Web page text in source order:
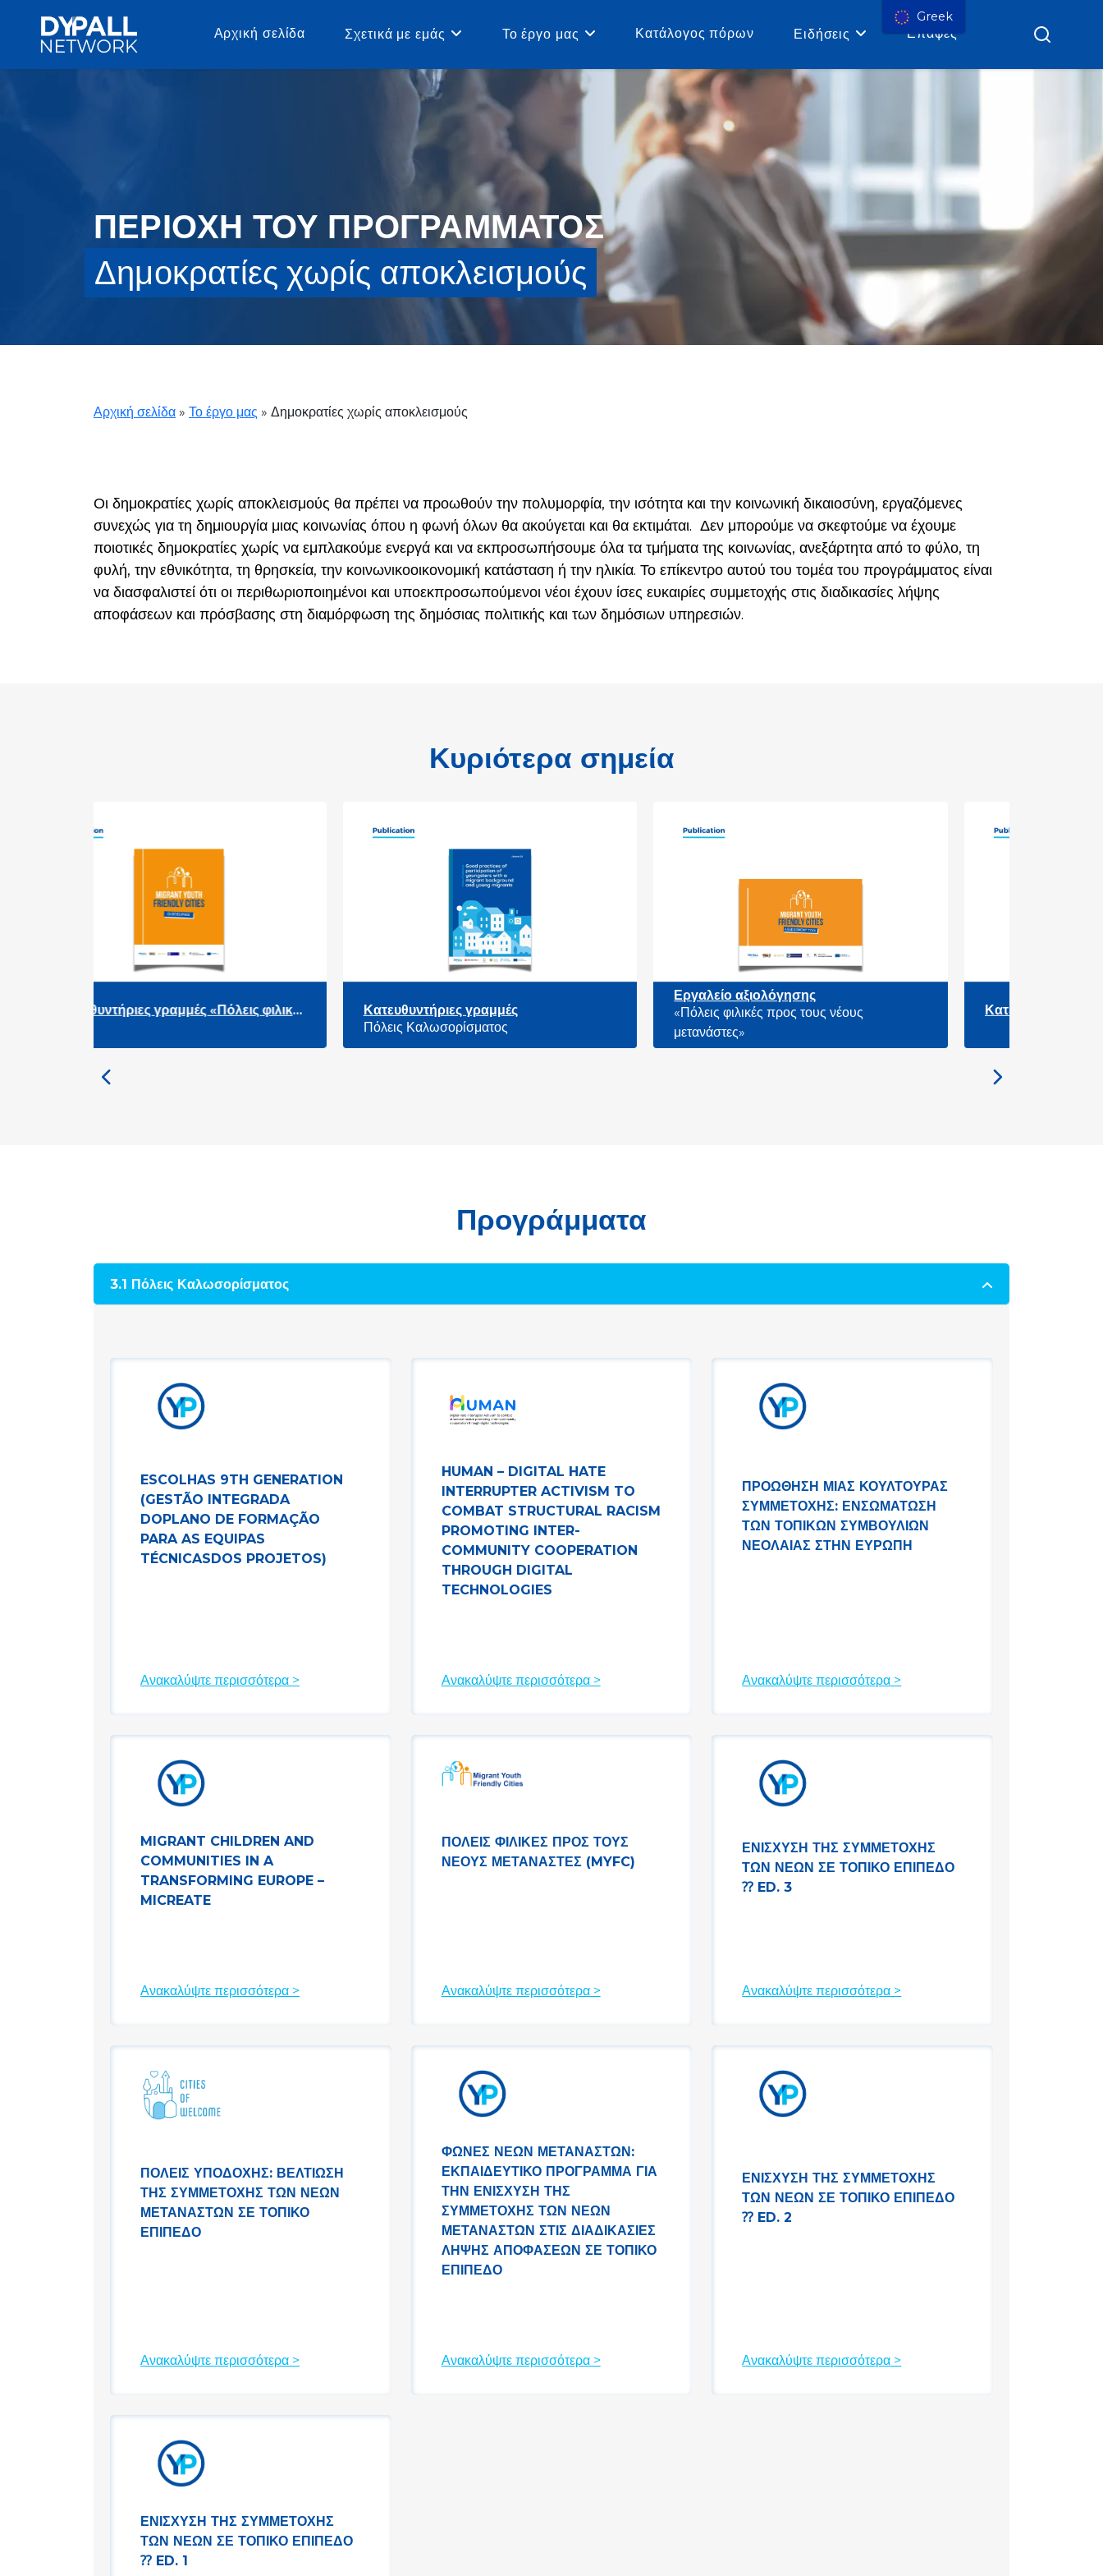
Αρχική σελίδα Σχετικά με εμάς Το έργο μας Κατάλογος πόρων Ειδήσεις Επαφές
ΠΕΡΙΟΧΗ ΤΟΥ ΠΡΟΓΡΑΜΜΑΤΟΣ
Δημοκρατίες χωρίς αποκλεισμούς
Αρχική σελίδα » Το έργο μας » Δημοκρατίες χωρίς αποκλεισμούς
Οι δημοκρατίες χωρίς αποκλεισμούς θα πρέπει να προωθούν την πολυμορφία, την ισότητα και την κοινωνική δικαιοσύνη, εργαζόμενες
συνεχώς για τη δημιουργία μιας κοινωνίας όπου η φωνή όλων θα ακούγεται και θα εκτιμάται. Δεν μπορούμε να σκεφτούμε να έχουμε
ποιοτικές δημοκρατίες χωρίς να εμπλακούμε ενεργά και να εκπροσωπήσουμε όλα τα τμήματα της κοινωνίας, ανεξάρτητα από το φύλο, τη
φυλή, την εθνικότητα, τη θρησκεία, την κοινωνικοοικονομική κατάσταση ή την ηλικία. Το επίκεντρο αυτού του τομέα του προγράμματος είναι
να διασφαλιστεί ότι οι περιθωριοποιημένοι και υποεκπροσωπούμενοι νέοι έχουν ίσες ευκαιρίες συμμετοχής στις διαδικασίες λήψης
αποφάσεων και πρόσβασης στη διαμόρφωση της δημόσιας πολιτικής και των δημόσιων υπηρεσιών.
Κυριότερα σημεία
«Πόλεις φιλικές
Κατευθυντήριες γραμμές
«Πόλεις φιλικές προς τους νέους
Κατευθυντήριες γραμμές «Πόλεις φιλικές
Προγράμματα
3.1 Πόλεις Καλωσορίσματος
ESCOLHAS 9TH GENERATION
(GESTÃO INTEGRADA
DOPLANO DE FORMAÇÃO
PARA AS EQUIPAS
TÉCNICASDOS PROJETOS)
Ανακαλύψτε περισσότερα >
HUMAN – DIGITAL HATE
INTERRUPTER ACTIVISM TO
COMBAT STRUCTURAL RACISM
PROMOTING INTER-
COMMUNITY COOPERATION
THROUGH DIGITAL
TECHNOLOGIES
Ανακαλύψτε περισσότερα >
ΠΡΟΏΘΗΣΗ ΜΙΑΣ ΚΟΥΛΤΟΎΡΑΣ
ΣΥΜΜΕΤΟΧΉΣ: ΕΝΣΩΜΆΤΩΣΗ
ΤΩΝ ΤΟΠΙΚΏΝ ΣΥΜΒΟΥΛΊΩΝ
ΝΕΟΛΑΊΑΣ ΣΤΗΝ ΕΥΡΏΠΗ
Ανακαλύψτε περισσότερα >
MIGRANT CHILDREN AND
COMMUNITIES IN A
TRANSFORMING EUROPE –
MICREATE
Ανακαλύψτε περισσότερα >
ΠΌΛΕΙΣ ΦΙΛΙΚΈΣ ΠΡΟΣ ΤΟΥΣ
ΝΈΟΥΣ ΜΕΤΑΝΆΣΤΕΣ (MYFC)
Ανακαλύψτε περισσότερα >
ΕΝΊΣΧΥΣΗ ΤΗΣ ΣΥΜΜΕΤΟΧΉΣ
ΤΩΝ ΝΈΩΝ ΣΕ ΤΟΠΙΚΌ ΕΠΊΠΕΔΟ
⁇ ED. 3
Ανακαλύψτε περισσότερα >
ΠΌΛΕΙΣ ΥΠΟΔΟΧΉΣ: ΒΕΛΤΊΩΣΗ
ΤΗΣ ΣΥΜΜΕΤΟΧΉΣ ΤΩΝ ΝΈΩΝ
ΜΕΤΑΝΑΣΤΏΝ ΣΕ ΤΟΠΙΚΌ
ΕΠΊΠΕΔΟ
Ανακαλύψτε περισσότερα >
ΦΩΝΈΣ ΝΈΩΝ ΜΕΤΑΝΑΣΤΏΝ:
ΕΚΠΑΙΔΕΥΤΙΚΌ ΠΡΌΓΡΑΜΜΑ ΓΙΑ
ΤΗΝ ΕΝΊΣΧΥΣΗ ΤΗΣ
ΣΥΜΜΕΤΟΧΉΣ ΤΩΝ ΝΈΩΝ
ΜΕΤΑΝΑΣΤΏΝ ΣΤΙΣ ΔΙΑΔΙΚΑΣΊΕΣ
ΛΉΨΗΣ ΑΠΟΦΆΣΕΩΝ ΣΕ ΤΟΠΙΚΌ
ΕΠΊΠΕΔΟ
Ανακαλύψτε περισσότερα >
ΕΝΊΣΧΥΣΗ ΤΗΣ ΣΥΜΜΕΤΟΧΉΣ
ΤΩΝ ΝΈΩΝ ΣΕ ΤΟΠΙΚΌ ΕΠΊΠΕΔΟ
⁇ ED. 2
Ανακαλύψτε περισσότερα >
ΕΝΊΣΧΥΣΗ ΤΗΣ ΣΥΜΜΕΤΟΧΉΣ
ΤΩΝ ΝΈΩΝ ΣΕ ΤΟΠΙΚΌ ΕΠΊΠΕΔΟ
⁇ ED. 1
Greek